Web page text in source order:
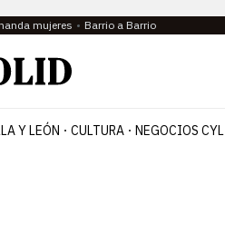
mujeres Barrio a Barrio
Y LEÓN CULTURA NEGOCIOS CYL